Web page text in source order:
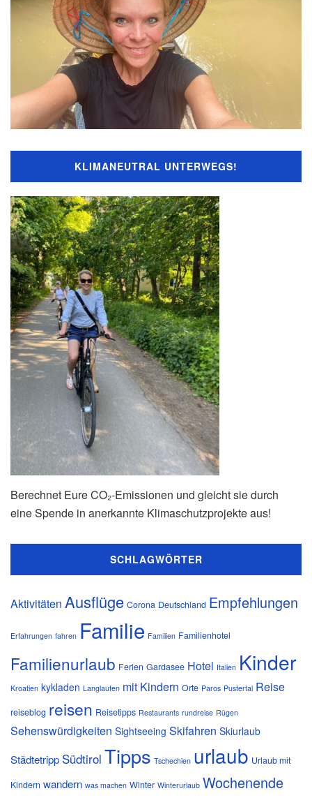
KLIMANEUTRAL UNTERWEGS!
Berechnet Eure CO₂-Emissionen und gleicht sie durch
eine Spende in anerkannte Klimaschutzprojekte aus!
SCHLAGWÖRTER
Aktivitäten Ausflüge Corona Deutschland Empfehlungen
Erfahrungen fahren Familie Familien Familienhotel
Familienurlaub Ferien Gardasee Hotel Italien Kinder
Kroatien kykladen Langlaufen mit Kindern Orte Paros Pustertal Reise
reiseblog reisen Reisetipps Restaurants rundreise Rügen
Sehenswürdigkeiten Sightseeing Skifahren Skiurlaub
Städtetripp Südtirol Tipps Tschechien urlaub Urlaub mit
Kindern wandern was machen Winter Winterurlaub Wochenende